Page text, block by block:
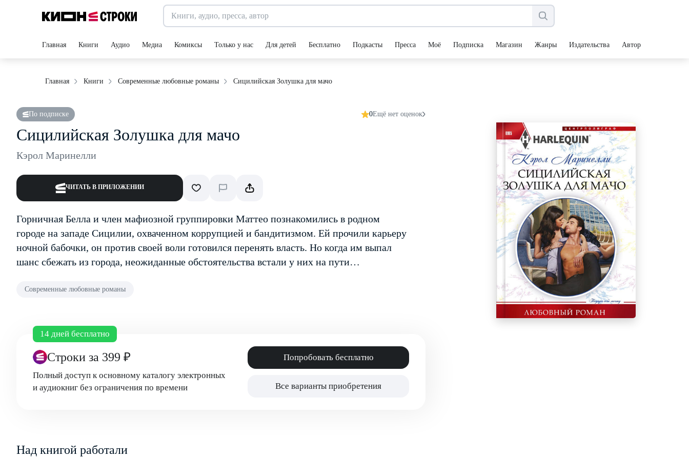
Главная Книги Аудио Медиа Комиксы Только у нас Для детей Бесплатно Подкасты Пресса Моё Подписка Магазин Жанры Издательства Авторы
Главная Книги Современные любовные романы Сицилийская Золушка для мачо
По подписке 0Ещё нет оценок
Сицилийская Золушка для мачо
Кэрол Маринелли
ЧИТАТЬ В ПРИЛОЖЕНИИ
Горничная Белла и член мафиозной группировки Маттео познакомились в родном
городе на западе Сицилии, охваченном коррупцией и бандитизмом. Ей прочили карьеру
ночной бабочки, он против своей воли готовился перенять власть. Но когда им выпал
шанс сбежать из города, неожиданные обстоятельства встали у них на пути…
Современные любовные романы
14 дней бесплатно
Строки за 399 ₽
Полный доступ к основному каталогу электронных
и аудиокниг без ограничения по времени
Попробовать бесплатно
Все варианты приобретения
Над книгой работали